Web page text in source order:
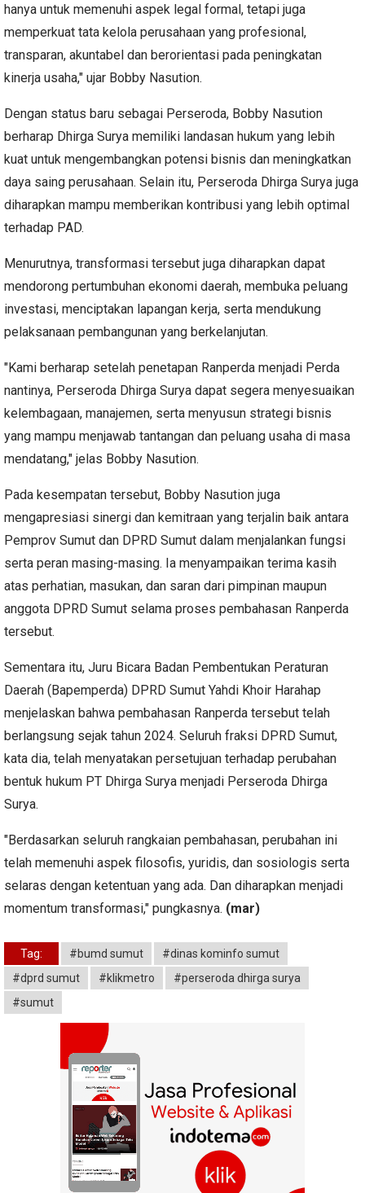
hanya untuk memenuhi aspek legal formal, tetapi juga
memperkuat tata kelola perusahaan yang profesional,
transparan, akuntabel dan berorientasi pada peningkatan
kinerja usaha," ujar Bobby Nasution.
Dengan status baru sebagai Perseroda, Bobby Nasution
berharap Dhirga Surya memiliki landasan hukum yang lebih
kuat untuk mengembangkan potensi bisnis dan meningkatkan
daya saing perusahaan. Selain itu, Perseroda Dhirga Surya juga
diharapkan mampu memberikan kontribusi yang lebih optimal
terhadap PAD.
Menurutnya, transformasi tersebut juga diharapkan dapat
mendorong pertumbuhan ekonomi daerah, membuka peluang
investasi, menciptakan lapangan kerja, serta mendukung
pelaksanaan pembangunan yang berkelanjutan.
"Kami berharap setelah penetapan Ranperda menjadi Perda
nantinya, Perseroda Dhirga Surya dapat segera menyesuaikan
kelembagaan, manajemen, serta menyusun strategi bisnis
yang mampu menjawab tantangan dan peluang usaha di masa
mendatang," jelas Bobby Nasution.
Pada kesempatan tersebut, Bobby Nasution juga
mengapresiasi sinergi dan kemitraan yang terjalin baik antara
Pemprov Sumut dan DPRD Sumut dalam menjalankan fungsi
serta peran masing-masing. Ia menyampaikan terima kasih
atas perhatian, masukan, dan saran dari pimpinan maupun
anggota DPRD Sumut selama proses pembahasan Ranperda
tersebut.
Sementara itu, Juru Bicara Badan Pembentukan Peraturan
Daerah (Bapemperda) DPRD Sumut Yahdi Khoir Harahap
menjelaskan bahwa pembahasan Ranperda tersebut telah
berlangsung sejak tahun 2024. Seluruh fraksi DPRD Sumut,
kata dia, telah menyatakan persetujuan terhadap perubahan
bentuk hukum PT Dhirga Surya menjadi Perseroda Dhirga
Surya.
"Berdasarkan seluruh rangkaian pembahasan, perubahan ini
telah memenuhi aspek filosofis, yuridis, dan sosiologis serta
selaras dengan ketentuan yang ada. Dan diharapkan menjadi
momentum transformasi," pungkasnya. (mar)
Tag: #bumd sumut
#dinas kominfo sumut
#dprd sumut
#klikmetro
#perseroda dhirga surya
#sumut